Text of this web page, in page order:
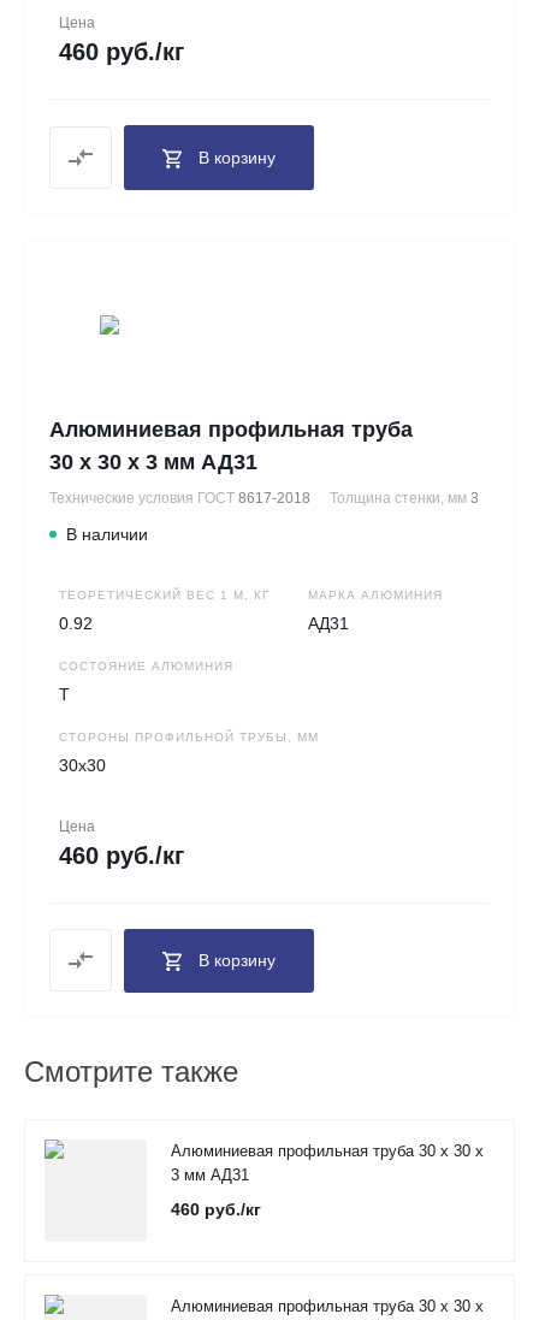
Цена
460 руб./кг
В корзину
Алюминиевая профильная труба
30 х 30 х 3 мм АД31
Технические условия ГОСТ 8617-2018 Толщина стенки, мм 3
В наличии
ТЕОРЕТИЧЕСКИЙ ВЕС 1 М, КГ
0.92
МАРКА АЛЮМИНИЯ
АД31
СОСТОЯНИЕ АЛЮМИНИЯ
Т
СТОРОНЫ ПРОФИЛЬНОЙ ТРУБЫ, ММ
30х30
Цена
460 руб./кг
В корзину
Смотрите также
Алюминиевая профильная труба 30 х 30 х
3 мм АД31
460 руб./кг
Алюминиевая профильная труба 30 х 30 х